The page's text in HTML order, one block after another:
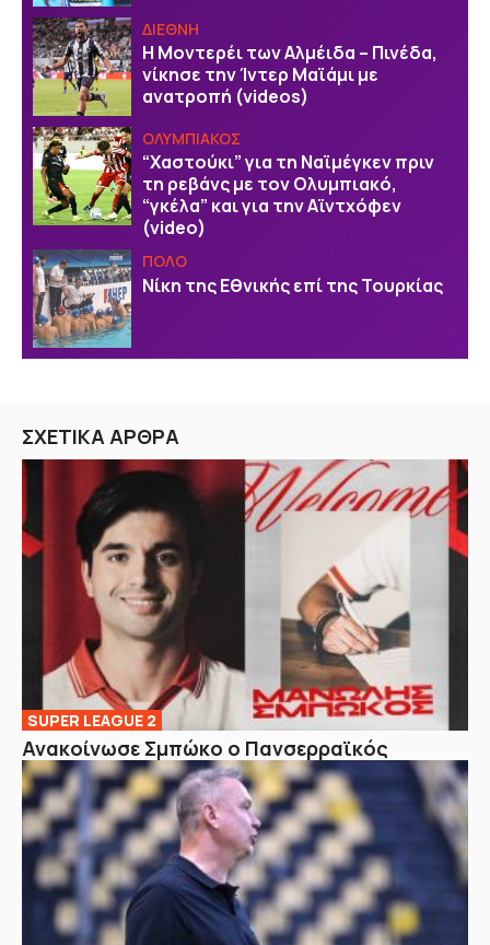
ΔΙΕΘΝΗ
Η Μοντερέι των Αλμέιδα – Πινέδα,
νίκησε την Ίντερ Μαϊάμι με
ανατροπή (videos)
ΟΛΥΜΠΙΑΚΟΣ
“Χαστούκι” για τη Ναϊμέγκεν πριν
τη ρεβάνς με τον Ολυμπιακό,
“γκέλα” και για την Αϊντχόφεν
(video)
ΠΟΛΟ
Νίκη της Εθνικής επί της Τουρκίας
ΣΧΕΤΙΚΑ ΑΡΘΡΑ
SUPER LEAGUE 2
Ανακοίνωσε Σμπώκο ο Πανσερραϊκός